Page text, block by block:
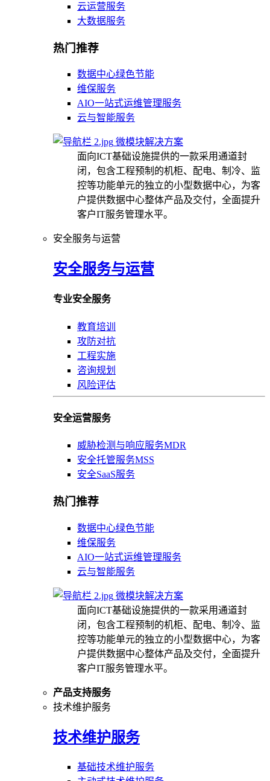
云运营服务
大数据服务
热门推荐
数据中心绿色节能
维保服务
AIO一站式运维管理服务
云与智能服务
微模块解决方案
面向ICT基础设施提供的一款采用通道封
闭，包含工程预制的机柜、配电、制冷、监
控等功能单元的独立的小型数据中心，为客
户提供数据中心整体产品及交付，全面提升
客户IT服务管理水平。
安全服务与运营
安全服务与运营
专业安全服务
教育培训
攻防对抗
工程实施
咨询规划
风险评估
安全运营服务
威胁检测与响应服务MDR
安全托管服务MSS
安全SaaS服务
热门推荐
数据中心绿色节能
维保服务
AIO一站式运维管理服务
云与智能服务
微模块解决方案
面向ICT基础设施提供的一款采用通道封
闭，包含工程预制的机柜、配电、制冷、监
控等功能单元的独立的小型数据中心，为客
户提供数据中心整体产品及交付，全面提升
客户IT服务管理水平。
产品支持服务
技术维护服务
技术维护服务
基础技术维护服务